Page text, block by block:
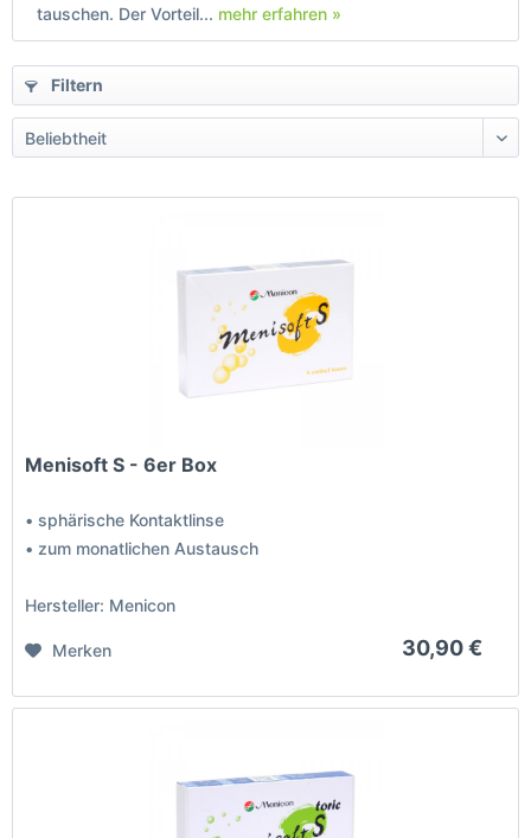
tauschen. Der Vorteil... mehr erfahren »
Filtern
Menisoft S - 6er Box
• sphärische Kontaktlinse
• zum monatlichen Austausch
Hersteller: Menicon
30,90 €
Merken